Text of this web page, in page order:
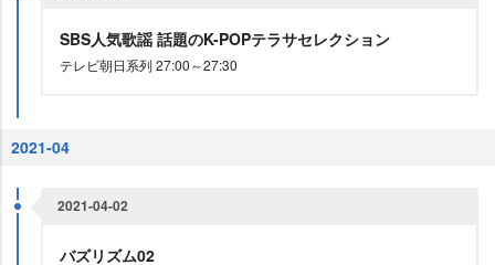
SBS人気歌謡 話題のK-POPテラサセレクション
テレビ朝日系列 27:00～27:30
2021-04
2021-04-02
バズリズム02